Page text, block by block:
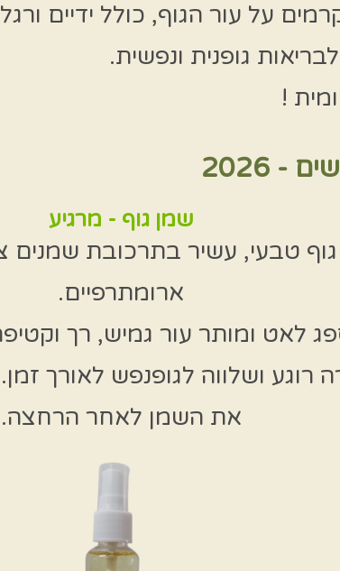
על עור הגוף, כולל ידיים
גופנית ונפשית.
!
2026
שמן גוף - מרגיע
טבעי, עשיר בתרכובת שמנים
ארומתרפיים.
לאט ומותר עור גמיש, רך
רוגע ושלווה לגופנפש לאורך
את השמן לאחר הרחצה.